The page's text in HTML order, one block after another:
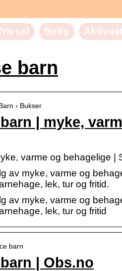
Bolig
barn
› Bukser
| myke,
varme og behagelige |
av myke, varme og
lek, tur og fritid.
av myke, varme og
lek, tur og fritid
barn
| Obs.no